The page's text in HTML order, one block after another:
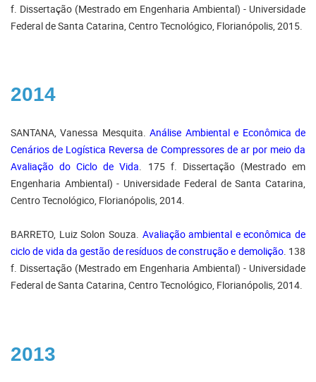
f. Dissertação (Mestrado em Engenharia Ambiental) - Universidade
Federal de Santa Catarina, Centro Tecnológico, Florianópolis, 2015.
2014
SANTANA, Vanessa Mesquita.Análise Ambiental e Econômica de
Cenários de Logística Reversa de Compressores de ar por meio da
Avaliação do Ciclo de Vida. 175 f. Dissertação (Mestrado em
Engenharia Ambiental) - Universidade Federal de Santa Catarina,
Centro Tecnológico, Florianópolis, 2014.
BARRETO, Luiz Solon Souza. Avaliação ambiental e econômica de
ciclo de vida da gestão de resíduos de construção e demolição. 138
f. Dissertação (Mestrado em Engenharia Ambiental) - Universidade
Federal de Santa Catarina, Centro Tecnológico, Florianópolis, 2014.
2013